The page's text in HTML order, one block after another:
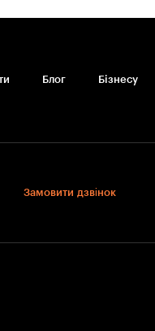
Блог Бiзнесу
Замовити дзвінок